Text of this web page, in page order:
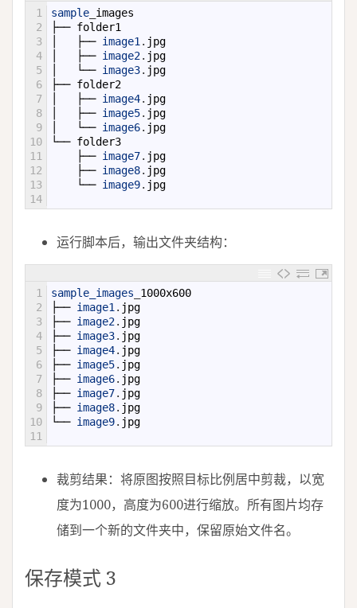
1
2
3
4
5
6
7
8
9
10
11
12
13
14
sample images
├── folder1
├── image1 . jpg
├── image2. jpg
└── image3. jpg
├── folder2
├── image4. jpg
├── image5. jpg
└── image6. jpg
└── folder3
├── image7. jpg
├── image8. jpg
└── image9. jpg
运行脚本后，输出文件夹结构：
1
2
3
4
5
6
7
8
9
10
11
sample_images
1000x600
├── image1 . jpg
├── image2. jpg
├── image3. jpg
├── image4. jpg
├── image5. jpg
├── image6. jpg
├── image7. jpg
├── image8. jpg
└── image9. jpg
裁剪结果：将原图按照目标比例居中剪裁，以宽
度为1000，高度为600进行缩放。所有图片均存
储到一个新的文件夹中，保留原始文件名。
保存模式 3